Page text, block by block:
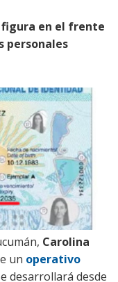
figura en el frente
personales
Carolina
un operativo
desarrollará desde